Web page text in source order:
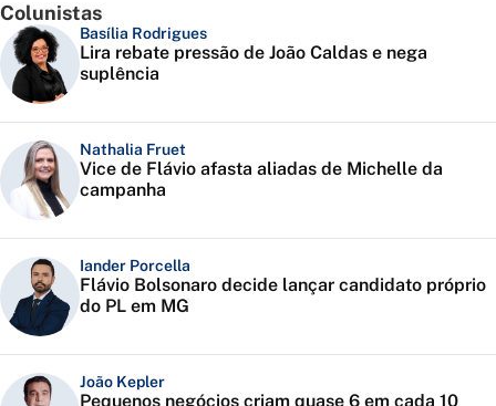
Colunistas
Basília Rodrigues
Lira rebate pressão de João Caldas e nega
suplência
Nathalia Fruet
Vice de Flávio afasta aliadas de Michelle da
campanha
Iander Porcella
Flávio Bolsonaro decide lançar candidato próprio
do PL em MG
João Kepler
Pequenos negócios criam quase 6 em cada 10